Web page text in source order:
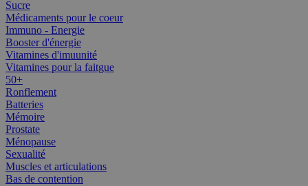
Sucre
Médicaments pour le coeur
Immuno - Energie
Booster d'énergie
Vitamines d'imuunité
Vitamines pour la faitgue
50+
Ronflement
Batteries
Mémoire
Prostate
Ménopause
Sexualité
Muscles et articulations
Bas de contention